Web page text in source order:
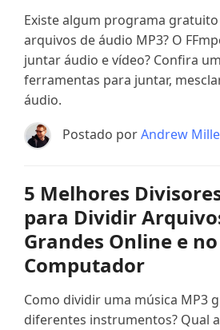
Existe algum programa
arquivos de áudio MP3? O
juntar áudio e vídeo? Confira
ferramentas para juntar,
áudio.
Postado porAndrew
5 Melhores
para Dividir
Grandes Online e no
Computador
Como dividir uma música MP3
diferentes instrumentos? Qual